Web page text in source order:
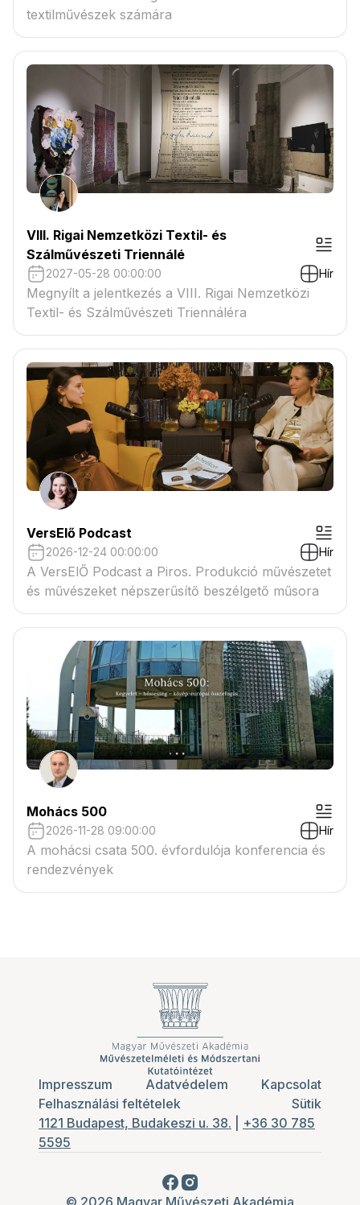
textilművészek számára
VIII. Rigai Nemzetközi Textil- és
Szálművészeti Triennálé
2027-05-28 00:00:00 Hír
Megnyílt a jelentkezés a VIII. Rigai Nemzetközi
Textil- és Szálművészeti Triennáléra
VersElő Podcast
2026-12-24 00:00:00 Hír
A VersElŐ Podcast a Piros. Produkció művészetet
és művészeket népszerűsítő beszélgető műsora
Mohács 500
2026-11-28 09:00:00 Hír
A mohácsi csata 500. évfordulója konferencia és
rendezvények
Impresszum Adatvédelem
Kapcsolat
Felhasználási feltételek
Sütik
1121 Budapest, Budakeszi u. 38.
+36 30 785
5595
© 2026 Magyar Művészeti Akadémia